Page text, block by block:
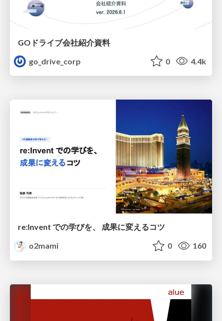
GOドライブ会社紹介資料
go_drive_corp
0 4.4k
re:Invent での学びを、 成果に変えるコツ
o2mami
0 160